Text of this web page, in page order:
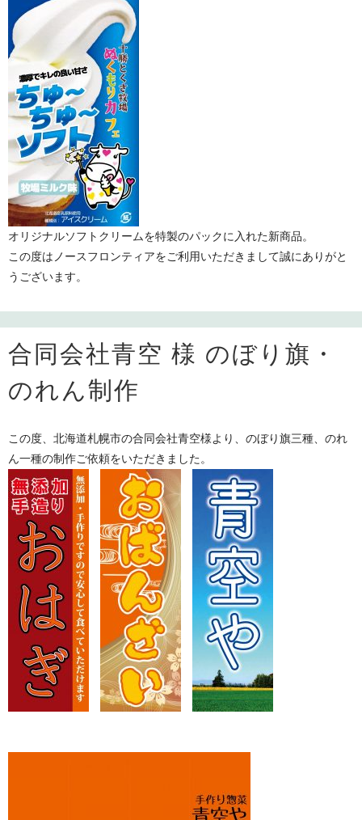
オリジナルソフトクリームを特製のパックに入れた新商品。
この度はノースフロンティアをご利用いただきまして誠にありがと
うございます。
合同会社青空 様 のぼり旗・
のれん制作
この度、北海道札幌市の合同会社青空様より、のぼり旗三種、のれ
ん一種の制作ご依頼をいただきました。